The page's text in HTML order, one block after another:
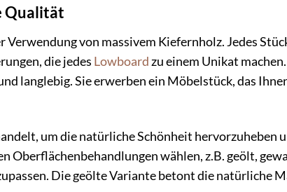
Qualität
Verwendung von massivem Kiefernholz. Jedes
die jedes Lowboardzu einem Unikat
langlebig. Sie erwerben ein Möbelstück, das
um die natürliche Schönheit hervorzuheben
Oberflächenbehandlungen wählen, z.B. geölt,
Die geölte Variante betont die natürliche